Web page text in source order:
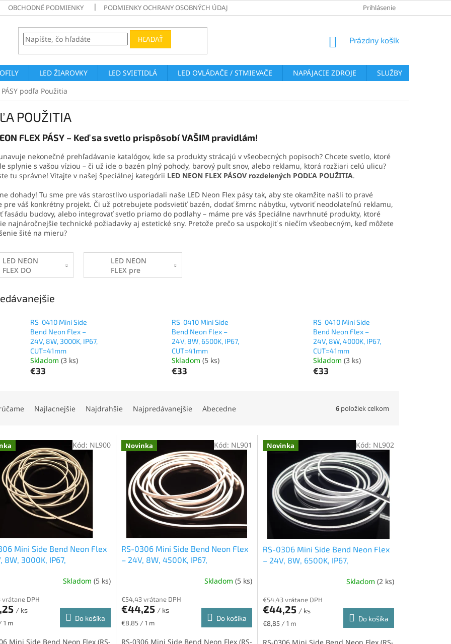
OBCHODNÉ PODMIENKY PODMIENKY OCHRANY OSOBNÝCH ÚDAJOV VRÁTENIE TOVARU
Prihlásenie
HĽADAŤ
NÁKUPNÝ
Prázdny košík
LED ŽIAROVKY LED SVIETIDLÁ LED OVLÁDAČE / STMIEVAČE NAPÁJACIE ZDROJE SLUŽBY
PÁSY podľa Použitia
POUŽITIA
FLEX PÁSY – Keď sa svetlo prispôsobí VAŠIM pravidlám!
nekonečné prehľadávanie katalógov, kde sa produkty strácajú v všeobecných popisoch? Chcete svetlo, ktoré
splynie s vašou víziou – či už ide o bazén plný pohody, barový pult snov, alebo reklamu, ktorá rozžiari celú ulicu?
tu správne! Vitajte v našej špeciálnej kategórii LED NEON FLEX PÁSOV rozdelených PODĽA POUŽITIA.
dohady! Tu sme pre vás starostlivo usporiadali naše LED Neon Flex pásy tak, aby ste okamžite našli to pravé
pre váš konkrétny projekt. Či už potrebujete podsvietiť bazén, dodať šmrnc nábytku, vytvoriť neodolateľnú reklamu,
fasádu budovy, alebo integrovať svetlo priamo do podlahy – máme pre vás špeciálne navrhnuté produkty, ktoré
najnáročnejšie technické požiadavky aj estetické sny. Pretože prečo sa uspokojiť s niečím všeobecným, keď môžete
šité na mieru?
LED NEON
FLEX DO
NÁBYTKU
LED NEON
FLEX pre
Nápisy &
RS-0410 Mini Side
Bend Neon Flex –
24V, 8W, 3000K, IP67,
CUT=41mm
Skladom (3 ks)
€33
RS-0410 Mini Side
Bend Neon Flex –
24V, 8W, 6500K, IP67,
CUT=41mm
Skladom (5 ks)
€33
RS-0410 Mini Side
Bend Neon Flex –
24V, 8W, 4000K, IP67,
CUT=41mm
Skladom (3 ks)
€33
Najlacnejšie Najdrahšie Najpredávanejšie Abecedne 6 položiek celkom
Mini Side Bend Neon Flex
8W, 3000K, IP67,
Skladom (5 ks)
vrátane DPH
/ ks
1 m
Do košíka
Mini Side Bend Neon Flex (RS-
Kód: NL900 Novinka
RS-0306 Mini Side Bend Neon Flex
– 24V, 8W, 4500K, IP67,
Skladom (5 ks)
€54,43 vrátane DPH
€44,25 / ks
Jednotková
€8,85 / 1 m
Do košíka
RS-0306 Mini Side Bend Neon Flex (RS-
Kód: NL901 Novinka
RS-0306 Mini Side Bend Neon Flex
– 24V, 8W, 6500K, IP67,
Skladom (2 ks)
€54,43 vrátane DPH
€44,25 / ks
Jednotková
€8,85 / 1 m
Do košíka
Kód: NL902